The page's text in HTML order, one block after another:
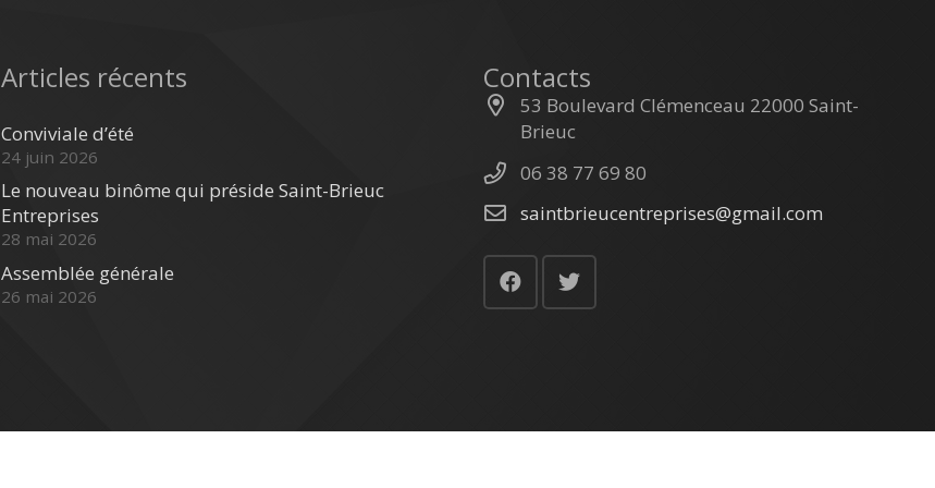
Articles récents
Conviviale d’été
24 juin 2026
Le nouveau binôme qui préside Saint-Brieuc
Entreprises
28 mai 2026
Assemblée générale
26 mai 2026
Contacts
53 Boulevard Clémenceau 22000 Saint-
Brieuc
06 38 77 69 80
saintbrieucentreprises@gmail.com